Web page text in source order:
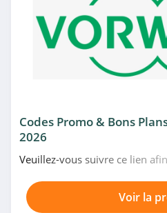
Codes Promo & Bons
2026
Veuillez-vous suivre ce lien
au plus vite!
Voir la